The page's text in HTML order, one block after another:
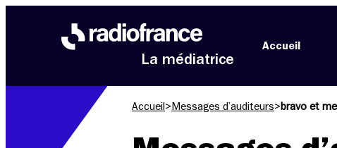
La médiatrice
Accueil
Accueil > Messages d’auditeurs>bravo et